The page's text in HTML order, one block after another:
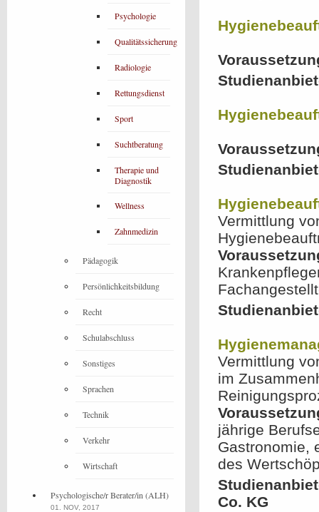
Vermittlung
Vermittlung
im
jährige
Gastronomie,
des
Co. KG
Psychologie
Qualitätssicherung
Radiologie
Rettungsdienst
Sport
Suchtberatung
Therapie und
Diagnostik
Wellness
Zahnmedizin
Pädagogik
Persönlichkeitsbildung
Recht
Schulabschluss
Sonstiges
Sprachen
Technik
Verkehr
Wirtschaft
Psychologische/r Berater/in (ALH)
01. NOV, 2017